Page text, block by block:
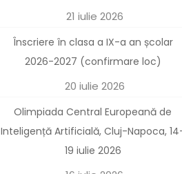
21 iulie 2026
Înscriere în clasa a IX-a an școlar
2026-2027 (confirmare loc)
20 iulie 2026
Olimpiada Central Europeană de
Inteligență Artificială, Cluj-Napoca,
19 iulie 2026